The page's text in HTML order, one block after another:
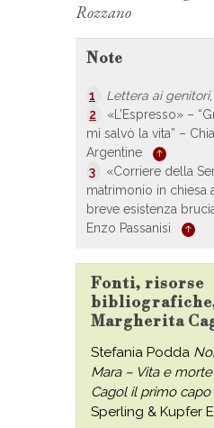
Rozzano
Note
1 Lettera ai genitori
2
«L’Espresso» –
mi salvò la vita” –
Argentine
3
«Corriere della
matrimonio in chiesa
breve esistenza
Enzo Passanisi
Fonti, risorse
Margherita
Stefania Podda
Mara – Vita e
Cagol il primo capo
Sperling & Kupfer